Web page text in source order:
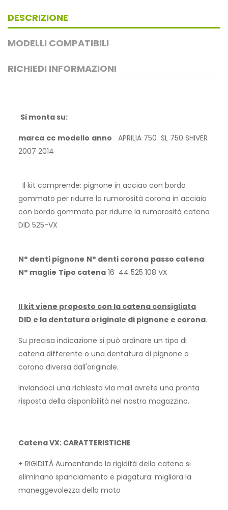
DESCRIZIONE
MODELLI COMPATIBILI
RICHIEDI INFORMAZIONI
Si monta su:
marca cc modello anno APRILIA 750 SL 750 SHIVER
2007 2014
Il kit comprende: pignone in acciao con bordo
gommato per ridurre la rumorosità corona in acciaio
con bordo gommato per ridurre la rumorosità catena
DID 525-VX
N° denti pignone N° denti corona passo catena
N° maglie Tipo catena 16 44 525 108 VX
Il kit viene proposto con la catena consigliata
DID e la dentatura originale di pignone e corona.
Su precisa indicazione si può ordinare un tipo di
catena differente o una dentatura di pignone o
corona diversa dall'originale.
Inviandoci una richiesta via mail avrete una pronta
risposta della disponibilità nel nostro magazzino.
Catena VX: CARATTERISTICHE
+ RIGIDITÀ Aumentando la rigidità della catena si
eliminano spanciamento e piagatura: migliora la
maneggevolezza della moto